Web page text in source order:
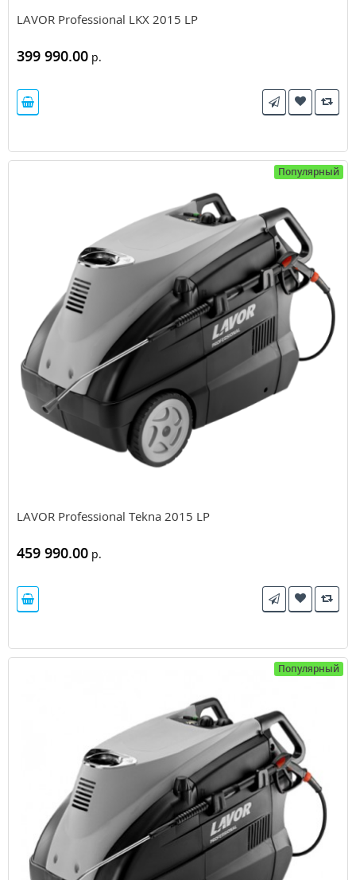
LAVOR Professional LKX 2015 LP
399 990.00 р.
Популярный
LAVOR Professional Tekna 2015 LP
459 990.00 р.
Популярный